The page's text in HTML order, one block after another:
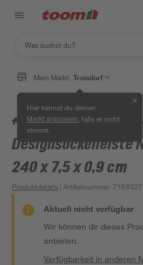
Mein Markt: Troisdorf
Hier kannst du deinen
Markt anpassen , falls er nicht
stimmt.
✕
/ Bauen & Renovieren /
Designsockelleiste
240 x 7,5 x 0,9 cm
Produktdetails | Artikelnummer: 7169327
Aktuell nicht verfügbar
Wir können dir dieses
anbieten.
Verfügbarkeit in anderen